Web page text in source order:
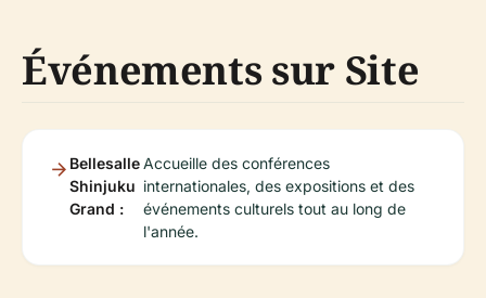
Événements sur Site
Bellesalle
Shinjuku
Grand :
Accueille des conférences
internationales, des expositions et des
événements culturels tout au long de
l'année.